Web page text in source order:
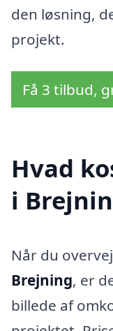
den løsning,
projekt.
Få 3 tilbud,
Hvad
i
Når du
Brejning, er
billede af